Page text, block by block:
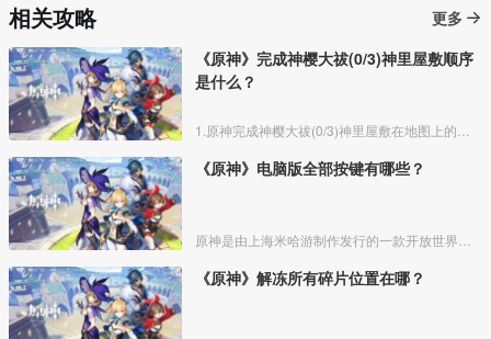
相关攻略
更多
《原神》完成神樱大祓(0/3)神里屋敷顺序
是什么？
《原神》电脑版全部按键有哪些？
《原神》解冻所有碎片位置在哪？